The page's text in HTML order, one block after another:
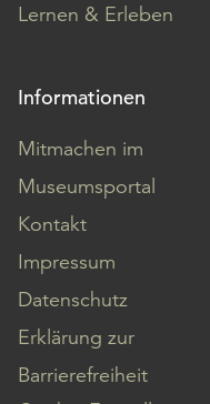
Lernen & Erleben
Informationen
Mitmachen im
Museumsportal
Kontakt
Impressum
Datenschutz
Erklärung zur
Barrierefreiheit